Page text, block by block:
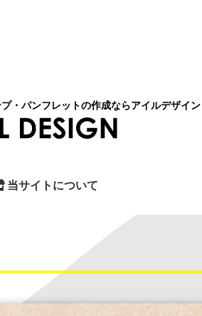
・パンフレットの作成ならアイルデザイン
当サイトについて